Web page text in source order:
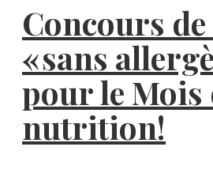
Concours de
« sans
pour le Mois
nutrition!